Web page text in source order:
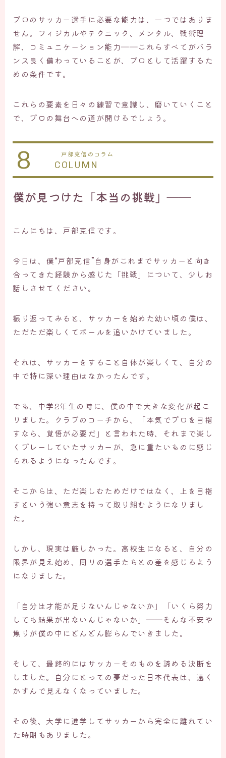
プロのサッカー選手に必要な能力は、一つではありま
せん。フィジカルやテクニック、メンタル、戦術理
解、コミュニケーション能力――これらすべてがバラ
ンス良く備わっていることが、プロとして活躍するた
めの条件です。
これらの要素を日々の練習で意識し、磨いていくこと
で、プロの舞台への道が開けるでしょう。
8 戸部克信のコラム
COLUMN
僕が見つけた「本当の挑戦」――
こんにちは、戸部克信です。
今日は、僕“戸部克信”自身がこれまでサッカーと向き
合ってきた経験から感じた「挑戦」について、少しお
話しさせてください。
振り返ってみると、サッカーを始めた幼い頃の僕は、
ただただ楽しくてボールを追いかけていました。
それは、サッカーをすること自体が楽しくて、自分の
中で特に深い理由はなかったんです。
でも、中学2年生の時に、僕の中で大きな変化が起こ
りました。クラブのコーチから、「本気でプロを目指
すなら、覚悟が必要だ」と言われた時、それまで楽し
くプレーしていたサッカーが、急に重たいものに感じ
られるようになったんです。
そこからは、ただ楽しむためだけではなく、上を目指
すという強い意志を持って取り組むようになりまし
た。
しかし、現実は厳しかった。高校生になると、自分の
限界が見え始め、周りの選手たちとの差を感じるよう
になりました。
「自分は才能が足りないんじゃないか」「いくら努力
しても結果が出ないんじゃないか」――そんな不安や
焦りが僕の中にどんどん膨らんでいきました。
そして、最終的にはサッカーそのものを諦める決断を
しました。自分にとっての夢だった日本代表は、遠く
かすんで見えなくなっていました。
その後、大学に進学してサッカーから完全に離れてい
た時期もありました。